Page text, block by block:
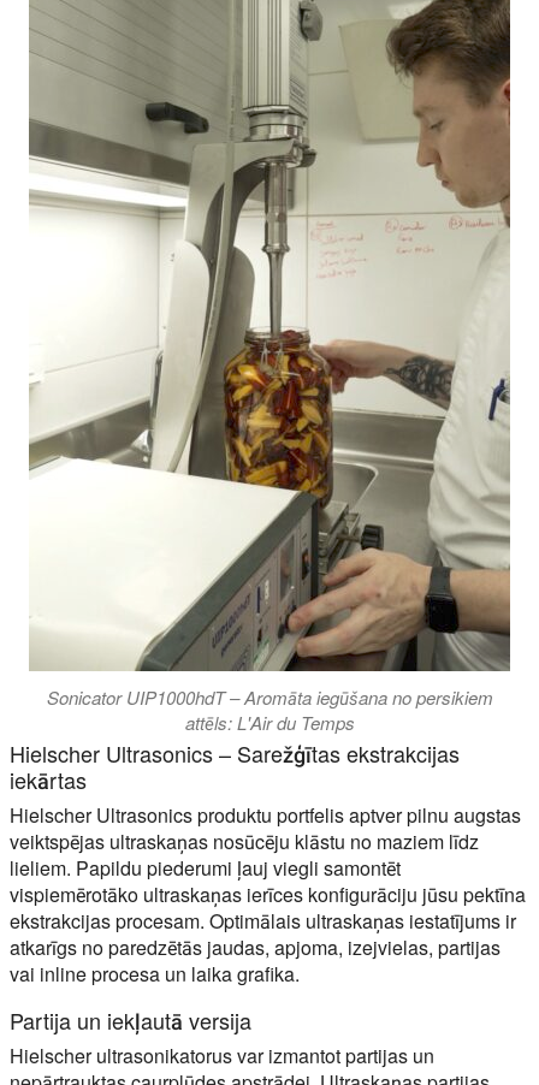
Sonicator UIP1000hdT – Aromāta iegūšana no persikiem
attēls: L'Air du Temps
Hielscher Ultrasonics – Sarežģītas ekstrakcijas
iekārtas
Hielscher Ultrasonics produktu portfelis aptver pilnu augstas
veiktspējas ultraskaņas nosūcēju klāstu no maziem līdz
lieliem. Papildu piederumi ļauj viegli samontēt
vispiemērotāko ultraskaņas ierīces konfigurāciju jūsu pektīna
ekstrakcijas procesam. Optimālais ultraskaņas iestatījums ir
atkarīgs no paredzētās jaudas, apjoma, izejvielas, partijas
vai inline procesa un laika grafika.
Partija un iekļautā versija
Hielscher ultrasonikatorus var izmantot partijas un